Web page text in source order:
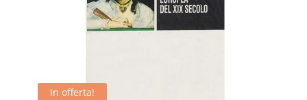
In offerta!